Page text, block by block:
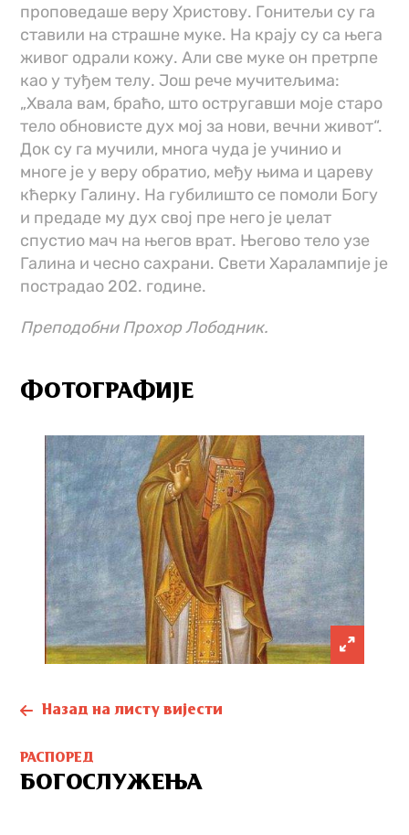
проповедаше веру Христову. Гонитељи су га
ставили на страшне муке. На крају су са њега
живог одрали кожу. Али све муке он претрпе
као у туђем телу. Још рече мучитељима:
„Хвала вам, браћо, што остругавши моје старо
тело обновисте дух мој за нови, вечни живот“.
Док су га мучили, многа чуда је учинио и
многе је у веру обратио, међу њима и цареву
кћерку Галину. На губилишто се помоли Богу
и предаде му дух свој пре него је џелат
спустио мач на његов врат. Његово тело узе
Галина и чесно сахрани. Свети Харалампије је
пострадао 202. године.
Преподобни Прохор Лободник.
ФОТОГРАФИЈЕ
Назад на листу вијести
РАСПОРЕД
БОГОСЛУЖЕЊА